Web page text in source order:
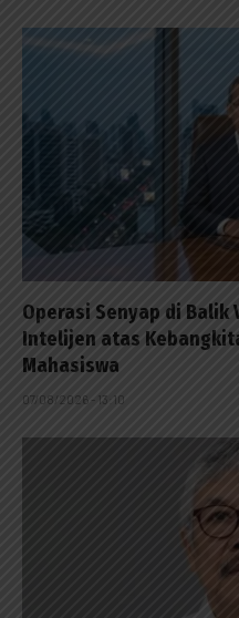
Operasi Senyap di
Intelijen atas
Mahasiswa
07/08/2026 - 13:10